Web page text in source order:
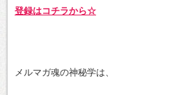
登録はコチラから☆
メルマガ魂の神秘学は、